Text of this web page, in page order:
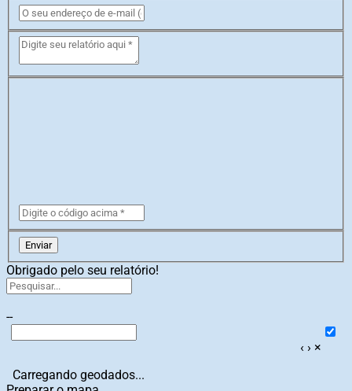
Enviar
Obrigado pelo seu relatório!
--
‹ › ×
Carregando geodados...